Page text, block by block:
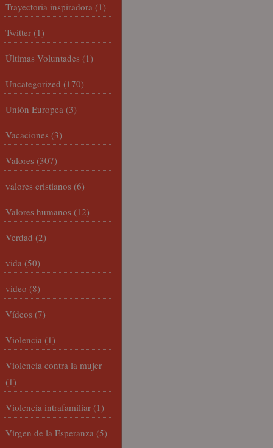
Trayectoria inspiradora (1)
Twitter (1)
Últimas Voluntades (1)
Uncategorized (170)
Unión Europea (3)
Vacaciones (3)
Valores (307)
valores cristianos (6)
Valores humanos (12)
Verdad (2)
vida (50)
video (8)
Vídeos (7)
Violencia (1)
Violencia contra la mujer
(1)
Violencia intrafamiliar (1)
Virgen de la Esperanza (5)